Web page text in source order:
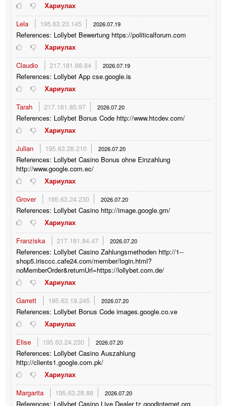
Хариулах
Lela
195.63.23.145 2026.07.19
References: Lollybet Bewertung https://politicalforum.com
Хариулах
Claudio
217.181.88.84 2026.07.19
References: Lollybet App cse.google.is
Хариулах
Tarah
217.181.85.97 2026.07.20
References: Lollybet Bonus Code http://www.htcdev.com/
Хариулах
Julian
195.63.28.210 2026.07.20
References: Lollybet Casino Bonus ohne Einzahlung
http://www.google.com.ec/
Хариулах
Grover
195.63.24.230 2026.07.20
References: Lollybet Casino http://image.google.gm/
Хариулах
Franziska
217.181.84.47 2026.07.20
References: Lollybet Casino Zahlungsmethoden http://1--
shop5.irisccc.cafe24.com/member/login.html?
noMemberOrder&returnUrl=https://lollybet.com.de/
Хариулах
Garrett
195.63.19.245 2026.07.20
References: Lollybet Bonus Code images.google.co.ve
Хариулах
Elise
195.63.24.230 2026.07.20
References: Lollybet Casino Auszahlung
http://clients1.google.com.pk/
Хариулах
Margarita
195.63.28.88 2026.07.20
References: Lollybet Casino Live Dealer tz.goodinternet.org